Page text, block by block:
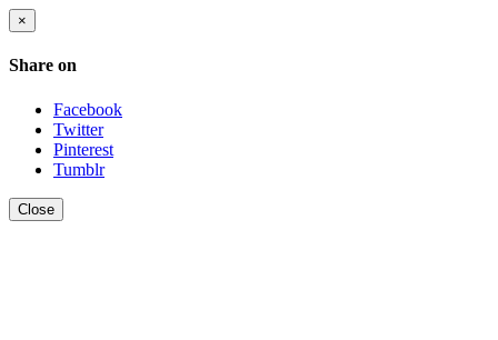
×
Share on
Facebook
Twitter
Pinterest
Tumblr
Close